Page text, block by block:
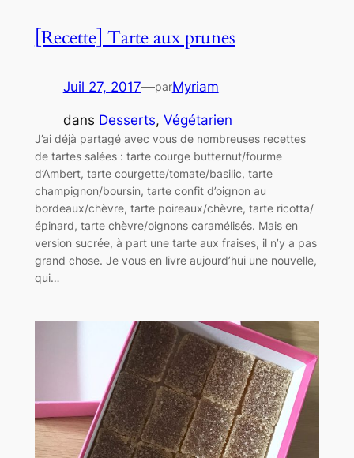
[Recette] Tarte aux prunes
Juil 27, 2017—parMyriam
dans Desserts, Végétarien
J’ai déjà partagé avec vous de nombreuses recettes
de tartes salées : tarte courge butternut/fourme
d’Ambert, tarte courgette/tomate/basilic, tarte
champignon/boursin, tarte confit d’oignon au
bordeaux/chèvre, tarte poireaux/chèvre, tarte ricotta/
épinard, tarte chèvre/oignons caramélisés. Mais en
version sucrée, à part une tarte aux fraises, il n’y a pas
grand chose. Je vous en livre aujourd’hui une nouvelle,
qui…